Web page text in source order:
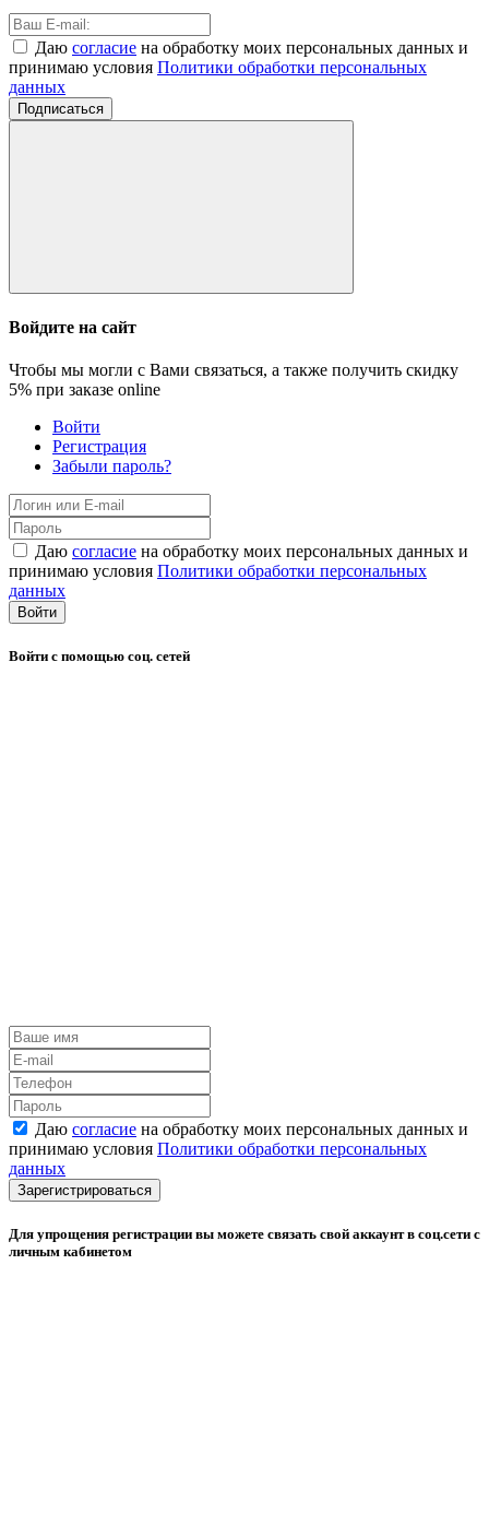
Даю согласие на обработку моих персональных данных и
принимаю условия Политики обработки персональных
данных
Подписаться
Войдите на сайт
Чтобы мы могли с Вами связаться, а также получить скидку
5% при заказе online
Войти
Регистрация
Забыли пароль?
Даю согласие на обработку моих персональных данных и
принимаю условия Политики обработки персональных
данных
Войти
Войти с помощью соц. сетей
Даю согласие на обработку моих персональных данных и
принимаю условия Политики обработки персональных
данных
Зарегистрироваться
Для упрощения регистрации вы можете связать свой аккаунт в соц.сети с
личным кабинетом